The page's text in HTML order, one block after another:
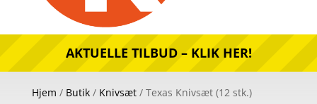
AKTUELLE TILBUD – KLIK HER!
Hjem / Butik/ Knivsæt/ Texas Knivsæt (12 stk.)